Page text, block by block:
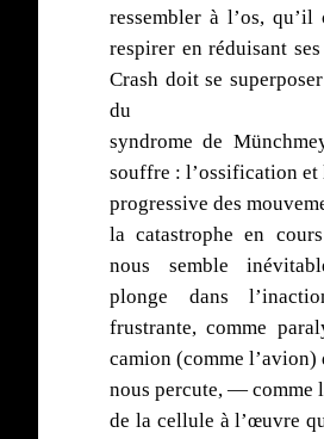
ressembler à l’os, qu’il
respirer en réduisant
Crash doit se
du
syndrome de
souffre : l’ossification
progressive des
la catastrophe en
nous semble
plonge dans
frustrante, comme
camion (comme l’avion)
nous percute, — comme
de la cellule à l’œuvre